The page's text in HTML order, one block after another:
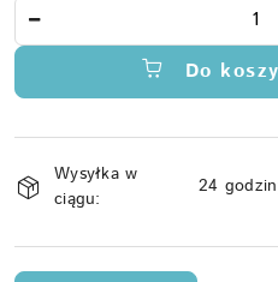
Do
Dostępność
i
dostawa
Wysyłka w
ciągu:
24